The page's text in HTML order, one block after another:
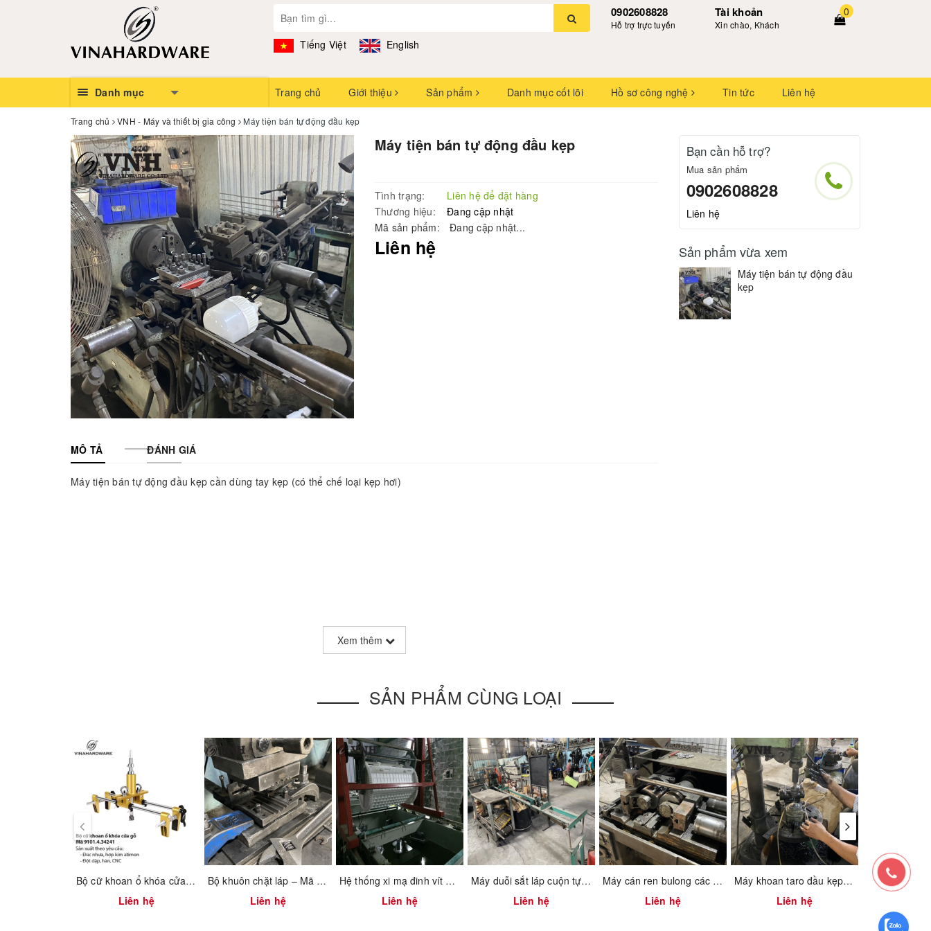
Tiếng Việt English
0902608828
Hỗ trợ trực tuyến
Tài khoản
Xin chào, Khách
0
Danh mục Trang chủ Giới thiệu Sản phẩm Danh mục cốt lõi Hồ sơ công nghệ Tin tức Liên hệ
Trang chủ VNH - Máy và thiết bị gia công Máy tiện bán tự động đầu kẹp
Máy tiện bán tự động đầu kẹp
Tình trạng:
Liên hệ để đặt hàng
Thương hiệu:
Đang cập nhật
Mã sản phẩm:
Đang cập nhật...
Liên hệ
MÔ TẢ ĐÁNH GIÁ
Máy tiện bán tự động đầu kẹp cần dùng tay kẹp (có thể chế loại kẹp hơi)
Xem thêm
Bạn cần hỗ trợ?
Mua sản phẩm
0902608828
Liên hệ
Sản phẩm vừa xem
Máy tiện bán tự động đầu
kẹp
SẢN PHẨM CÙNG LOẠI
Bộ cữ khoan ổ khóa cửa gỗ – Mã 9101.4.34241 | Vinahardware
Liên hệ
Bộ khuôn chặt láp – Mã 2201.1.0004
Liên hệ
Hệ thống xi mạ đinh vít bulong tự động
Liên hệ
Máy duỗi sắt láp cuộn tự động cắt
Liên hệ
Máy cán ren bulong các loại
Liên hệ
Máy khoan taro đầu kẹp hơi
Liên hệ
Máy tiện